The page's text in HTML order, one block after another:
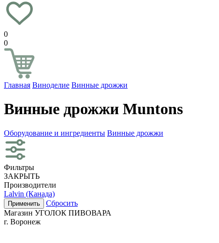
0
0
Главная Виноделие Винные дрожжи
Винные дрожжи Muntons
Оборудование и ингредиенты Винные дрожжи
Фильтры
ЗАКРЫТЬ
Производители
Lalvin (Канада)
Применить
Сбросить
Магазин УГОЛОК ПИВОВАРА
г. Воронеж